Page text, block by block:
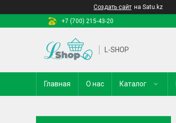
Создать сайт на Satu.kz
+7 (700) 215-43-20
L-SHOP
Главная О нас Каталог